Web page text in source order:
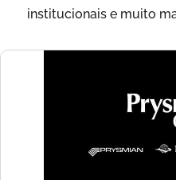
institucionais e muito